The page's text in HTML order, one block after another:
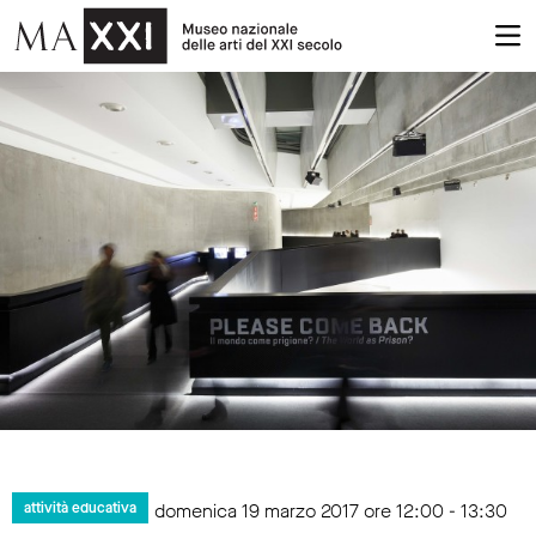
attività educativa domenica 19 marzo 2017 ore 12:00 - 13:30